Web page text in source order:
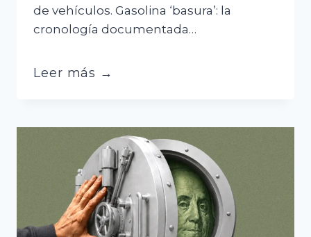
de vehículos. Gasolina ‘basura’: la
cronología documentada…
Leer más →
Gasolina
pidió
desprecintado
cambia